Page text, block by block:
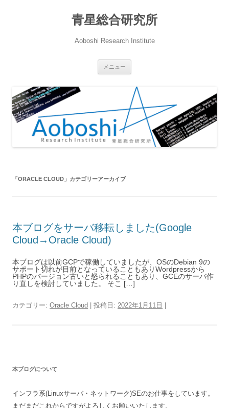
青星総合研究所
Aoboshi Research Institute
メニュー
ツ
へ
ス
ッ
プ
「ORACLE CLOUD 」カテゴリーアーカイブ
本ブログをサーバ移転しました(Google
Cloud→Oracle Cloud)
本ブログは以前GCPで稼働していましたが、OSのDebian 9の
サポート切れが目前となっていることもありWordpressから
PHPのバージョン古いと怒られることもあり、GCEのサーバ作
り直しを検討していました。 そこ […]
カテゴリー: Oracle Cloud | 投稿日: 2022年1月11日 |
本ブログについて
インフラ系(Linuxサーバ・ネットワーク)SEのお仕事をしています。
まだまだこれからですがよろしくお願いいたします。